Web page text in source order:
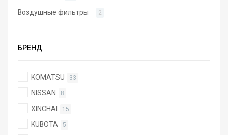
Воздушные фильтры 2
БРЕНД
KOMATSU 33
NISSAN 8
XINCHAI 15
KUBOTA 5